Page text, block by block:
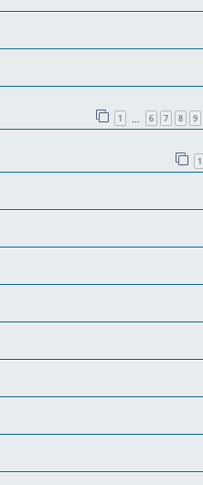
1 6 7 8 9
1